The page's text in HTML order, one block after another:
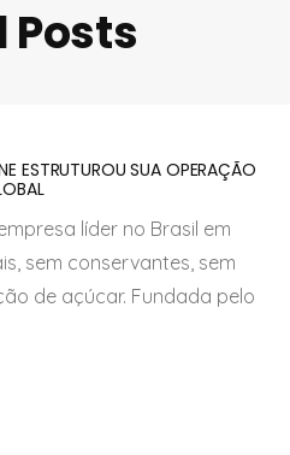
Posts
ESTRUTUROU SUA OPERAÇÃO
líder no Brasil em
sem conservantes, sem
de açúcar. Fundada pelo